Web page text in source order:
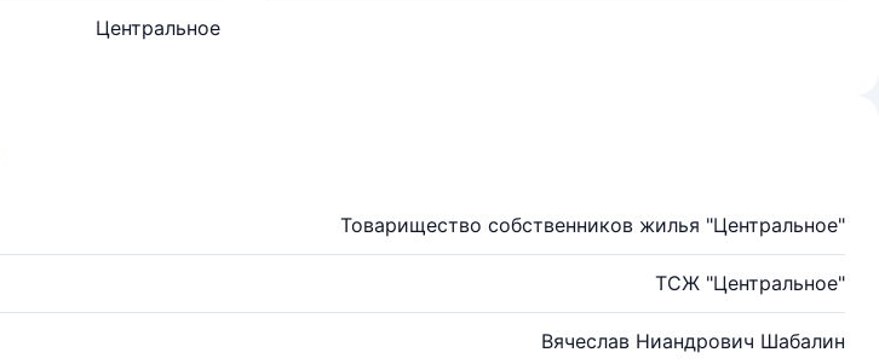
Центральное
Товарищество собственников жилья "Центральное"
ТСЖ "Центральное"
Вячеслав Ниандрович Шабалин